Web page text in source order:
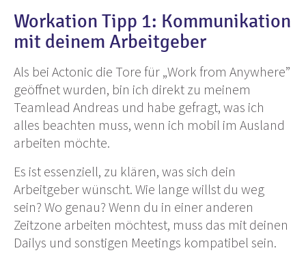
Workation Tipp 1: Kommunikation
mit deinem Arbeitgeber
Als bei Actonic die Tore für „Work from Anywhere”
geöffnet wurden, bin ich direkt zu meinem
Teamlead Andreas und habe gefragt, was ich
alles beachten muss, wenn ich mobil im Ausland
arbeiten möchte.
Es ist essenziell, zu klären, was sich dein
Arbeitgeber wünscht. Wie lange willst du weg
sein? Wo genau? Wenn du in einer anderen
Zeitzone arbeiten möchtest, muss das mit deinen
Dailys und sonstigen Meetings kompatibel sein.